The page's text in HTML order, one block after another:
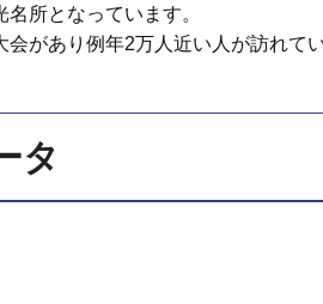
所となっています。
があり例年2万人近い人が訪れてい
タ